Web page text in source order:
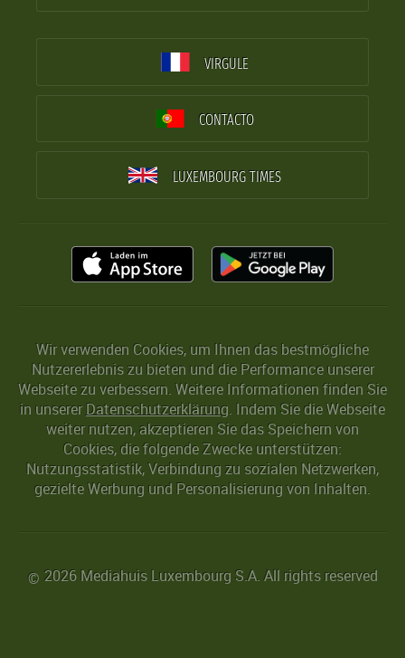
VIRGULE
CONTACTO
LUXEMBOURG TIMES
Wir verwenden Cookies, um Ihnen das bestmögliche
Nutzererlebnis zu bieten und die Performance unserer
Webseite zu verbessern. Weitere Informationen finden Sie
in unserer Datenschutzerklärung. Indem Sie die Webseite
weiter nutzen, akzeptieren Sie das Speichern von
Cookies, die folgende Zwecke unterstützen:
Nutzungsstatistik, Verbindung zu sozialen Netzwerken,
gezielte Werbung und Personalisierung von Inhalten.
© 2026 Mediahuis Luxembourg S.A. All rights reserved